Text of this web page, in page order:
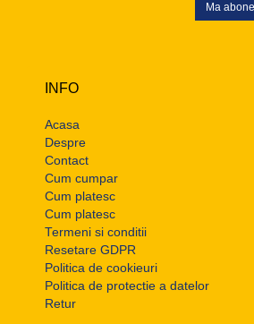
Ma
INFO
Acasa
Despre
Contact
Cum cumpar
Cum platesc
Cum platesc
Termeni si conditii
Resetare GDPR
Politica de cookieuri
Politica de protectie a datelor
Retur